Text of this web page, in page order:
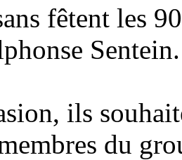
fêtent les
Sentein.
ils
du